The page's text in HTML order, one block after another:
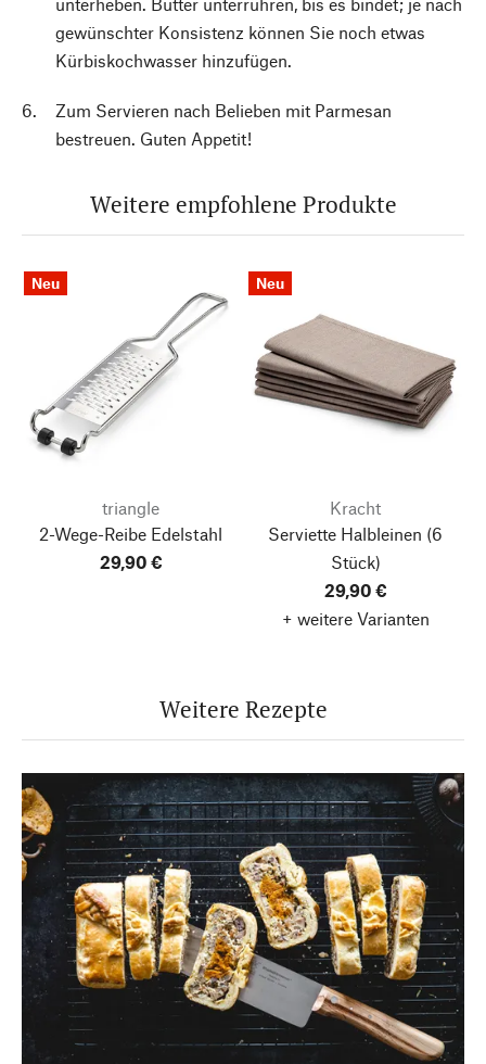
gewünschter Konsistenz können Sie noch etwas
Kürbiskochwasser hinzufügen.
Zum Servieren nach Belieben mit Parmesan
bestreuen. Guten Appetit!
Weitere empfohlene Produkte
Neu
triangle
2-Wege-Reibe Edelstahl
29,90 €
Neu
Kracht
Serviette Halbleinen (6
Stück)
29,90 €
+ weitere Varianten
Weitere Rezepte